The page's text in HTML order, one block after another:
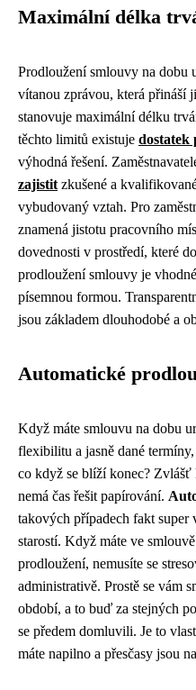
Maximální délka
Prodloužení smlouvy na dobu
vítanou zprávou, která přináší
stanovuje maximální délku
těchto limitů existuje dostatek
výhodná řešení.
zajistit zkušené a
vybudovaný vztah. Pro
znamená jistotu pracovního
dovednosti v prostředí, které
prodloužení smlouvy je
písemnou formou.
jsou základem dlouhodobé a
Automatické
Když máte smlouvu na dobu
flexibilitu a jasně dané
co když se blíží konec? Zvlášť
nemá čas řešit papírování.
takových případech fakt super
starostí. Když máte ve
prodloužení, nemusíte se
administrativě. Prostě se vám
období, a to buď za stejných
se předem domluvili. Je to
máte napilno a přesčasy jsou